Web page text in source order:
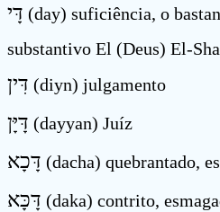
דָּי (day) suficiência, o
substantivo El (Deus) El-
דִּין (diyn) julgamento
דָּיָּן (dayyan) Juíz
דָּכָא (dacha) quebrantado,
דָּכָּא (daka) contrito,